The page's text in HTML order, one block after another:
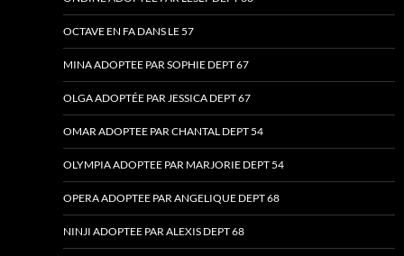
OCTAVE EN FA DANS LE 57
MINA ADOPTEE PAR SOPHIE DEPT 67
OLGA ADOPTÉE PAR JESSICA DEPT 67
OMAR ADOPTEE PAR CHANTAL DEPT 54
OLYMPIA ADOPTEE PAR MARJORIE DEPT 54
OPERA ADOPTEE PAR ANGELIQUE DEPT 68
NINJI ADOPTEE PAR ALEXIS DEPT 68